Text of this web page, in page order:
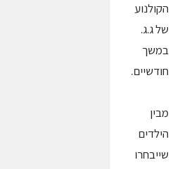
הקולנוע
של ג.ג.
במשך
חודשיים.
מבין
הילדים
שייבחרו